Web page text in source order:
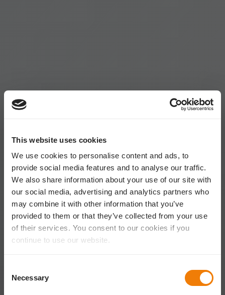
This website uses cookies
We use cookies to personalise content and ads, to
provide social media features and to analyse our traffic.
We also share information about your use of our site with
our social media, advertising and analytics partners who
may combine it with other information that you’ve
provided to them or that they’ve collected from your use
of their services. You consent to our cookies if you
continue to use our website.
Selection
Necessary